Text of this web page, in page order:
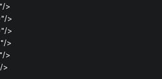
>
>
>
>
>
>